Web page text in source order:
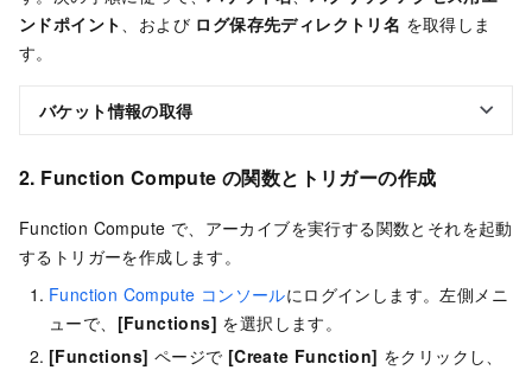
ンドポイント、および ログ保存先ディレクトリ名 を取得しま
す。
バケット情報の取得
2. Function Compute の関数とトリガーの作成
Function Compute で、アーカイブを実行する関数とそれを起動
するトリガーを作成します。
Function Compute コンソールにログインします。左側メニ
ューで、 [Functions] を選択します。
[Functions] ページで [Create Function] をクリックし、